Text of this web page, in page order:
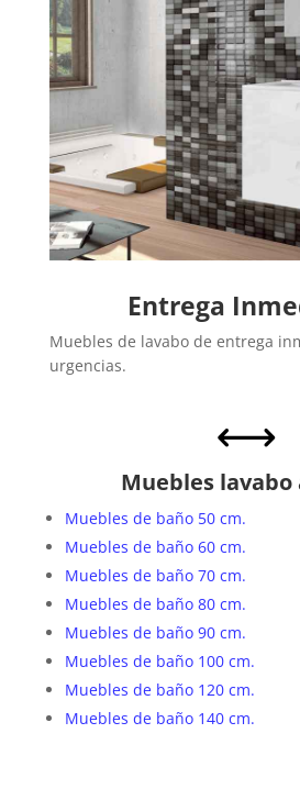
Entrega
Muebles de lavabo de entrega
urgencias.
,
Muebles lavabo
Muebles de baño 50 cm.
Muebles de baño 60 cm.
Muebles de baño 70 cm.
Muebles de baño 80 cm.
Muebles de baño 90 cm.
Muebles de baño 100 cm.
Muebles de baño 120 cm.
Muebles de baño 140 cm.